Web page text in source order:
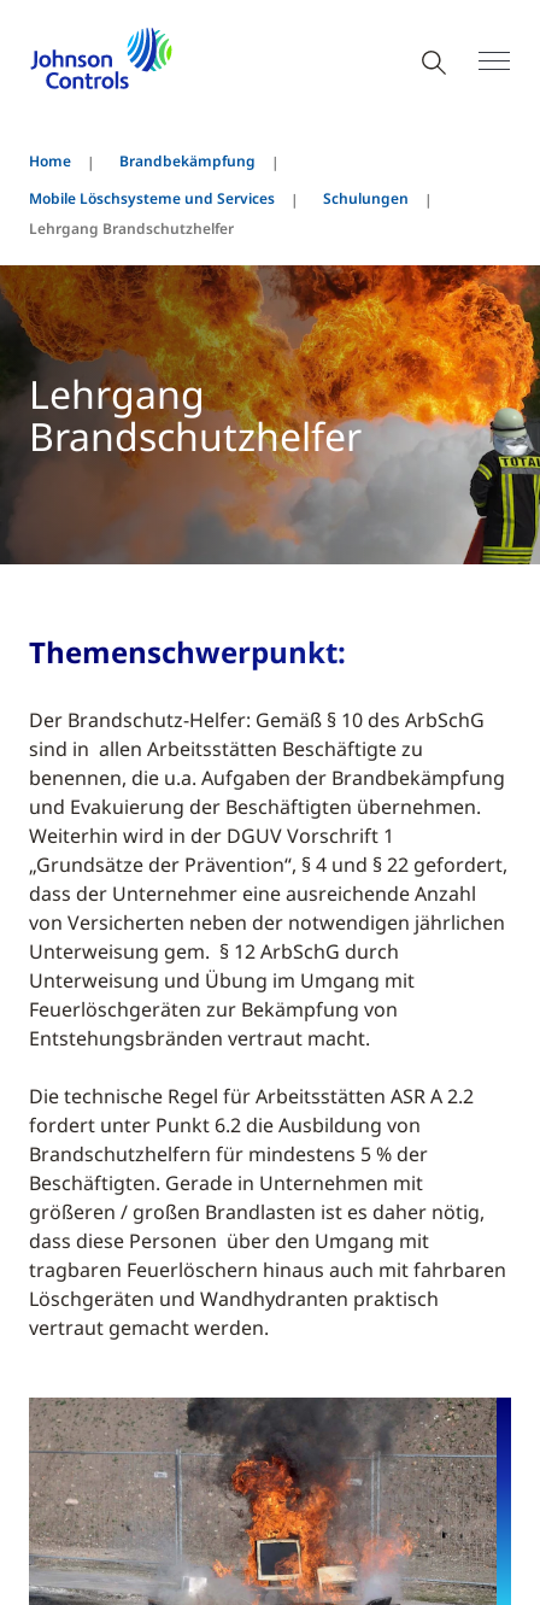
Home
Brandbekämpfung
Mobile Löschsysteme und Services
Schulungen
Lehrgang Brandschutzhelfer
Lehrgang
Brandschutzhelfer
Themenschwerpunkt:
Der Brandschutz-Helfer: Gemäß § 10 des ArbSchG
sind in allen Arbeitsstätten Beschäftigte zu
benennen, die u.a. Aufgaben der Brandbekämpfung
und Evakuierung der Beschäftigten übernehmen.
Weiterhin wird in der DGUV Vorschrift 1
„Grundsätze der Prävention“, § 4 und § 22 gefordert,
dass der Unternehmer eine ausreichende Anzahl
von Versicherten neben der notwendigen jährlichen
Unterweisung gem. § 12 ArbSchG durch
Unterweisung und Übung im Umgang mit
Feuerlöschgeräten zur Bekämpfung von
Entstehungsbränden vertraut macht.
Die technische Regel für Arbeitsstätten ASR A 2.2
fordert unter Punkt 6.2 die Ausbildung von
Brandschutzhelfern für mindestens 5 % der
Beschäftigten. Gerade in Unternehmen mit
größeren / großen Brandlasten ist es daher nötig,
dass diese Personen über den Umgang mit
tragbaren Feuerlöschern hinaus auch mit fahrbaren
Löschgeräten und Wandhydranten praktisch
vertraut gemacht werden.